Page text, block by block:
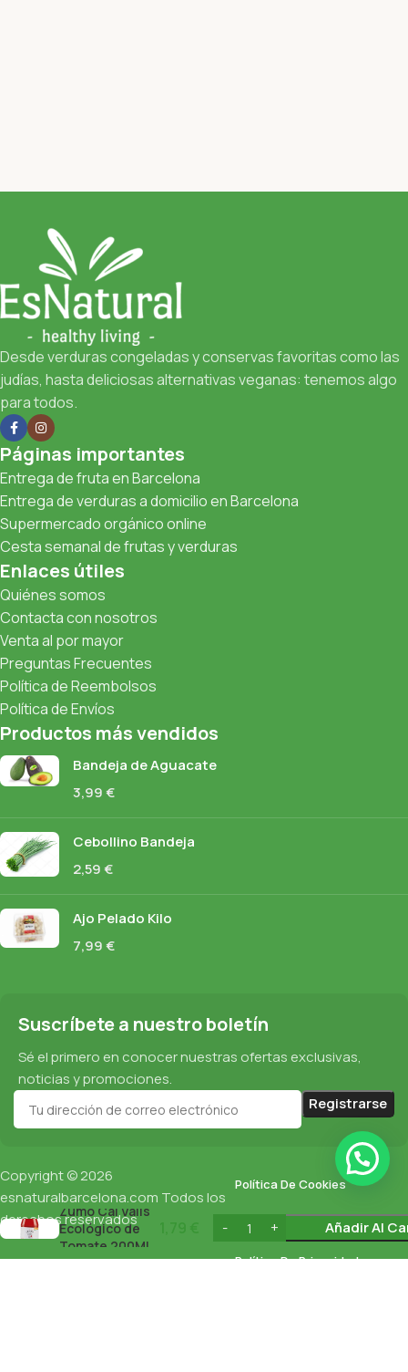
Desde verduras congeladas y conservas favoritas como las
judías, hasta deliciosas alternativas veganas: tenemos algo
para todos.
Páginas importantes
Entrega de fruta en Barcelona
Entrega de verduras a domicilio en Barcelona
Supermercado orgánico online
Cesta semanal de frutas y verduras
Enlaces útiles
Quiénes somos
Contacta con nosotros
Venta al por mayor
Preguntas Frecuentes
Política de Reembolsos
Política de Envíos
Productos más vendidos
Bandeja de Aguacate
3,99€
Cebollino Bandeja
2,59€
Ajo Pelado Kilo
7,99€
Suscríbete a nuestro boletín
Sé el primero en conocer nuestras ofertas exclusivas,
noticias y promociones.
Copyright © 2026
esnaturalbarcelona.com Todos los
derechos reservados
Política De Cookies
Protección De Datos
Política De Privacidad
Zumo Cal Valls
Ecológico de
Tomate 200Ml
Añadir Al